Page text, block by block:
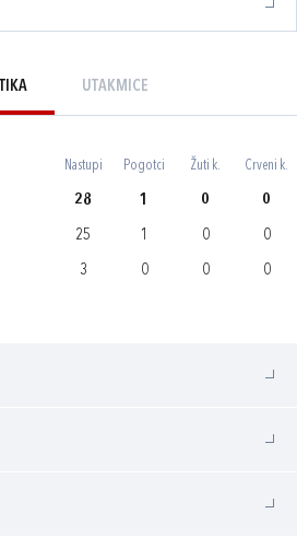
UTAKMICE
Nastupi Pogotci Žuti k. Crveni k.
28 1 0 0
25 1 0 0
3 0 0 0